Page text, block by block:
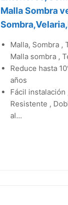
Malla Sombra
Malla, Sombra ,
Malla sombra ,
Reduce hasta
años
Fácil instalación
Resistente ,
al...